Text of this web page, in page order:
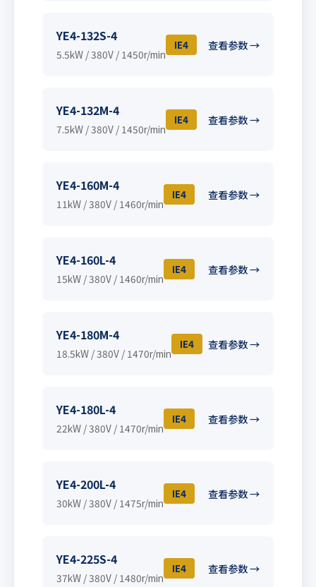
YE4-132S-4
5.5kW / 380V / 1450r/min
IE4 查看参数 →
YE4-132M-4
7.5kW / 380V / 1450r/min
IE4 查看参数 →
YE4-160M-4
11kW / 380V / 1460r/min
IE4 查看参数 →
YE4-160L-4
15kW / 380V / 1460r/min
IE4 查看参数 →
YE4-180M-4
18.5kW / 380V / 1470r/min
IE4 查看参数 →
YE4-180L-4
22kW / 380V / 1470r/min
IE4 查看参数 →
YE4-200L-4
30kW / 380V / 1475r/min
IE4 查看参数 →
YE4-225S-4
37kW / 380V / 1480r/min
IE4 查看参数 →